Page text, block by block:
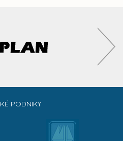
PODNIKY